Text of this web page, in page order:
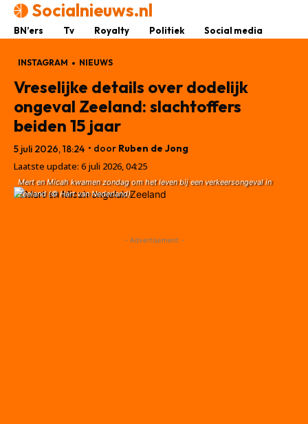
Socialnieuws.nl
BN’ers Tv Royalty Politiek Social media
INSTAGRAM NIEUWS
Vreselijke details over dodelijk
ongeval Zeeland: slachtoffers
beiden 15 jaar
5 juli 2026, 18:24 • door Ruben de Jong
Laatste update: 6 juli 2026, 04:25
Mert en Micah kwamen zondag om het leven bij een verkeersongeval in
Zeeland (© Hart van Nederland)
- Advertisement -